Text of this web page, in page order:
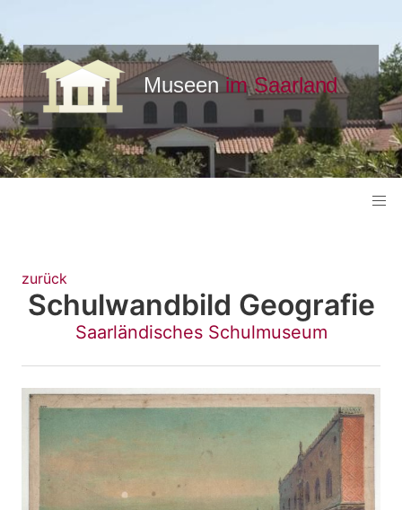
zurück
Schulwandbild Geografie
Saarländisches Schulmuseum